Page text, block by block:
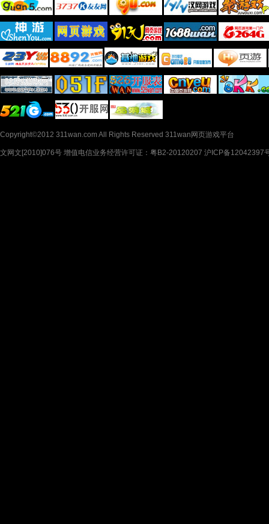
Copyright©2012 311wan.com All Rights Reserved 311wan网页游戏平台
文网文[2010]076号 增值电信业务经营许可证：粤B2-20120207 沪ICP备12042397